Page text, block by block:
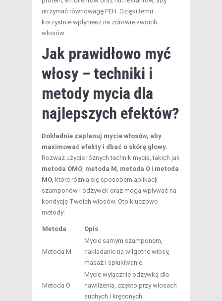
utrzymać równowagę PEH. Dzięki temu
korzystnie wpłyniesz na zdrowie swoich
włosów.
Jak prawidłowo myć
włosy – techniki i
metody mycia dla
najlepszych efektów?
Dokładnie zaplanuj mycie włosów, aby
maximować efekty i dbać o skórę głowy.
Rozważ użycie różnych technik mycia, takich jak
metoda OMO, metoda M, metoda O i metoda
MO, które różnią się sposobem aplikacji
szamponów i odżywek oraz mogą wpływać na
kondycję Twoich włosów. Oto kluczowe
metody:
Metoda Opis
Metoda M
Mycie samym szamponem,
nakładanie na wilgotne włosy,
masaż i spłukiwanie.
Metoda O
Mycie wyłącznie odżywką dla
nawilżenia, często przy włosach
suchych i kręconych.